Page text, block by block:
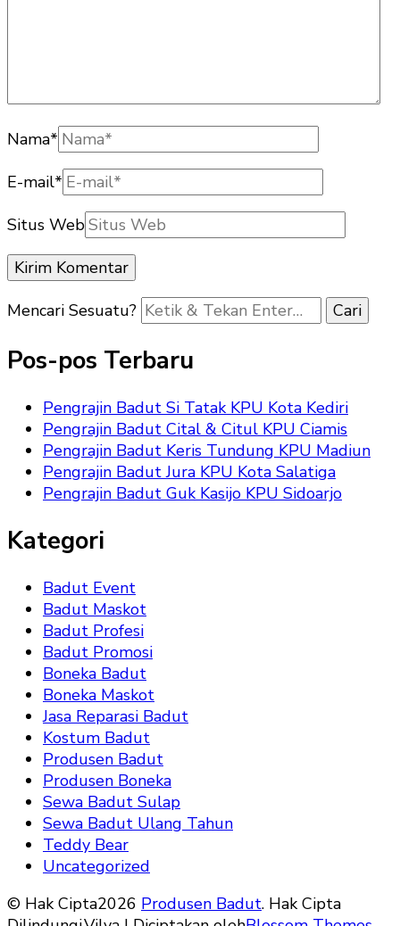
Nama*
E-mail*
Situs Web
Mencari Sesuatu?
Pos-pos Terbaru
Pengrajin Badut Si Tatak KPU Kota Kediri
Pengrajin Badut Cital & Citul KPU Ciamis
Pengrajin Badut Keris Tundung KPU Madiun
Pengrajin Badut Jura KPU Kota Salatiga
Pengrajin Badut Guk Kasijo KPU Sidoarjo
Kategori
Badut Event
Badut Maskot
Badut Profesi
Badut Promosi
Boneka Badut
Boneka Maskot
Jasa Reparasi Badut
Kostum Badut
Produsen Badut
Produsen Boneka
Sewa Badut Sulap
Sewa Badut Ulang Tahun
Teddy Bear
Uncategorized
© Hak Cipta2026 Produsen Badut. Hak Cipta